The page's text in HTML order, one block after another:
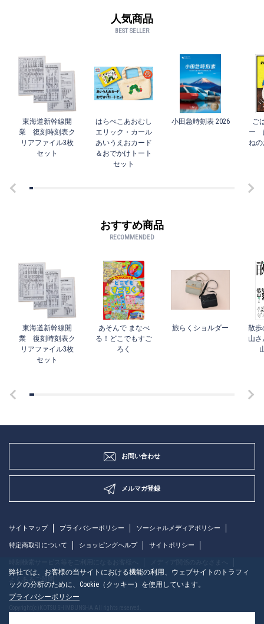
人気商品
BEST SELLER
東海道新幹線開
業 復刻時刻表ク
リアファイル3枚
セット
はらぺこあおむし
エリック・カール
あいうえおカード
＆おでかけトート
セット
小田急時刻表 2026
ご
ー
ね
おすすめ商品
RECOMMENDED
東海道新幹線開
業 復刻時刻表ク
リアファイル3枚
セット
あそんで まなべ
る！どこでもすご
ろく
旅らくショルダー
散歩
山さ
お問い合わせ
メルマガ登録
サイトマップ プライバシーポリシー ソーシャルメディアポリシー
特定商取引について ショッピングヘルプ サイトポリシー
よくあるご質問
弊社では、お客様の当サイトにおける機能の利用、ウェブサイトのトラフィ
ックの分析のために、Cookie（クッキー）を使用しています。
プライバシーポリシー